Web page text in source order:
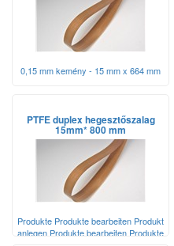
0,15 mm kemény - 15 mm x 664 mm
PTFE duplex hegesztőszalag
15mm* 800 mm
Produkte Produkte bearbeiten Produkt
anlegen Produkte bearbeiten Produkte